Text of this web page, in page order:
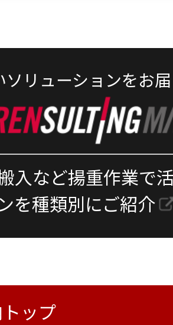
ソリューションをお
入など揚重作業で
を種類別にご紹介
ップ